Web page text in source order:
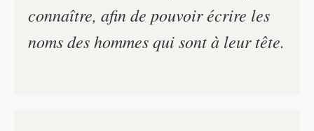
connaître, afin de pouvoir écrire les
noms des hommes qui sont à leur tête.